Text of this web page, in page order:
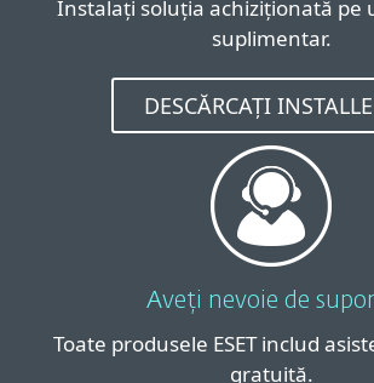
Instalați soluția achiziționată pe
suplimentar.
DESCĂRCAȚI
Aveți nevoie de
Toate produsele ESET includ
gratuită.